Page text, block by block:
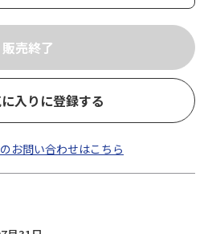
入りに登録する
お問い合わせはこちら